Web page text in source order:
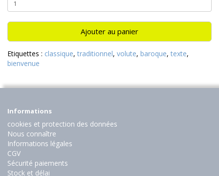
Ajouter au panier
Etiquettes : classique,traditionnel, volute, baroque,texte,
bienvenue
Informations
cookies et protection des données
Nous connaître
Informations légales
CGV
Sécurité paiements
Stock et délai